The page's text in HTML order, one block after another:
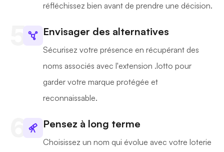
réfléchissez bien avant de prendre une décision.
Envisager des alternatives
Sécurisez votre présence en récupérant des
noms associés avec l'extension .lotto pour
garder votre marque protégée et
reconnaissable.
Pensez à long terme
Choisissez un nom qui évolue avec votre loterie